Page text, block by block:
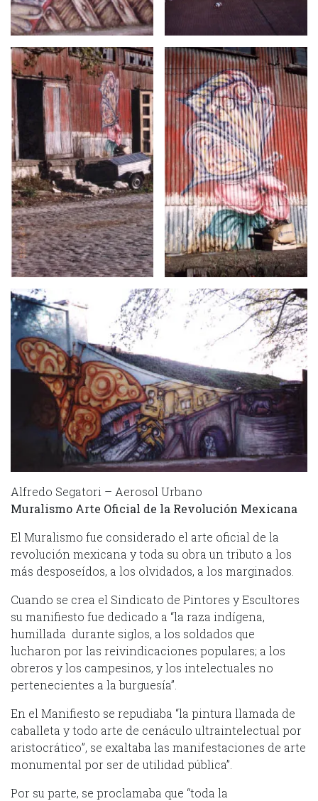
Alfredo Segatori – Aerosol Urbano
Muralismo Arte Oficial de la Revolución Mexicana
El Muralismo fue considerado el arte oficial de la
revolución mexicana y toda su obra un tributo a los
más desposeídos, a los olvidados, a los marginados.
Cuando se crea el Sindicato de Pintores y Escultores
su manifiesto fue dedicado a “la raza indígena,
humillada durante siglos, a los soldados que
lucharon por las reivindicaciones populares; a los
obreros y los campesinos, y los intelectuales no
pertenecientes a la burguesía”.
En el Manifiesto se repudiaba “la pintura llamada de
caballeta y todo arte de cenáculo ultraintelectual por
aristocrático”, se exaltaba las manifestaciones de arte
monumental por ser de utilidad pública”.
Por su parte, se proclamaba que “toda la